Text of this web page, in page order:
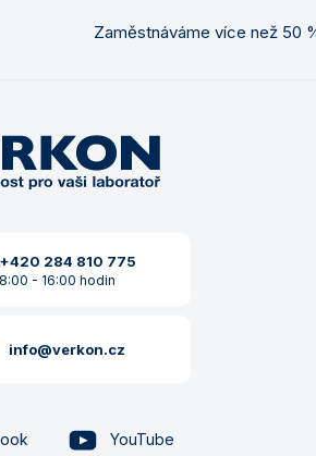
Zaměstnáváme více než 50
+420 284 810 775
8:00 - 16:00 hodin
info@verkon.cz
YouTube